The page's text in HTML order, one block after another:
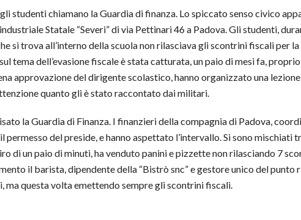
studenti chiamano la Guardia di finanza. Lo spiccato senso civico
Statale “Severi”di via Pettinari 46 a Padova. Gli studenti,
si trova all’interno della scuola non rilasciava gli scontrini fiscali per
tema dell’evasione fiscaleè stata catturata, un paio di mesi fa,
approvazione del dirigente scolastico, hanno organizzato una
quanto gli è stato raccontato dai militari.
la Guardia di Finanza. I finanzieri della compagnia di Padova,
del preside, e hanno aspettato l’intervallo. Si sono mischiati
di un paio di minuti, ha venduto panini e pizzette non rilasciando 7
il barista, dipendente della “Bistrò snc” e gestore unico del punto
ma questa volta emettendo sempre gli scontrini fiscali.